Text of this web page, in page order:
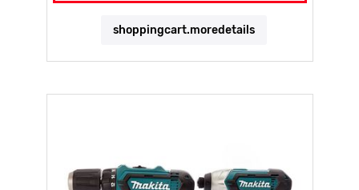
shoppingcart.moredetails